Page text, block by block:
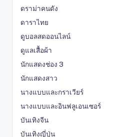
ดราม่าคนดัง
ดาราไทย
ดูบอลสดออนไลน์
ดูแลเสื้อผ้า
นักแสดงช่อง 3
นักแสดงสาว
นางแบบและกราเวียร์
นางแบบและอินฟลูเอนเซอร์
บันเทิงจีน
บันเทิงญี่ปุ่น